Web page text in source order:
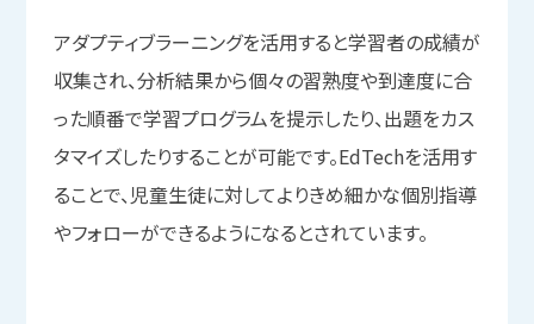
アダプティブラーニングを活用すると学習者の成績が
収集され、分析結果から個々の習熟度や到達度に合
った順番で学習プログラムを提示したり、出題をカス
タマイズしたりすることが可能です。EdTechを活用す
ることで、児童生徒に対してよりきめ細かな個別指導
やフォローができるようになるとされています。